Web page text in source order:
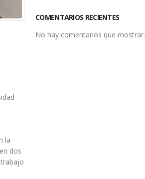
la
dos
COMENTARIOS RECIENTES
No hay comentarios que mostrar.